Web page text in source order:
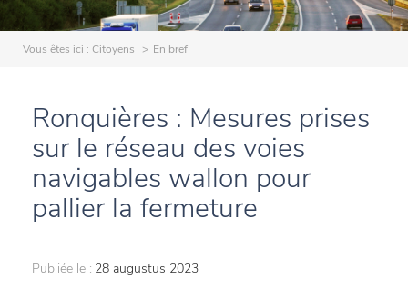
Vous êtes ici : Citoyens En bref
Ronquières : Mesures prises
sur le réseau des voies
navigables wallon pour
pallier la fermeture
Publiée le : 28 augustus 2023